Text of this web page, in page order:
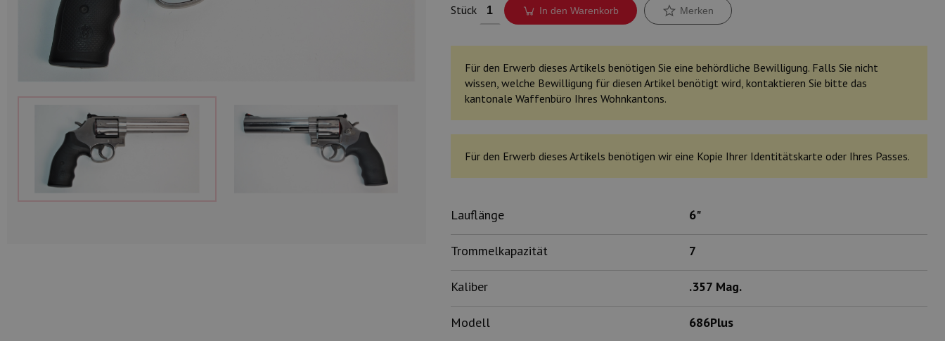
Stück In den Warenkorb Merken
Für den Erwerb dieses Artikels benötigen Sie eine behördliche Bewilligung. Falls Sie nicht
wissen, welche Bewilligung für diesen Artikel benötigt wird, kontaktieren Sie bitte das
kantonale Waffenbüro Ihres Wohnkantons.
Für den Erwerb dieses Artikels benötigen wir eine Kopie Ihrer Identitätskarte oder Ihres Passes.
Lauflänge 6"
Trommelkapazität 7
Kaliber .357 Mag.
Modell 686Plus
Lampen und Zubehör